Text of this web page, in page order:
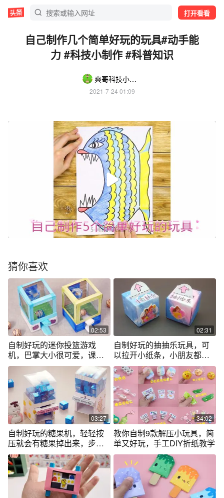
打开看看
自己制作几个简单好玩的玩具#动手能
力 #科技小制作 #科普知识
爽哥科技小制作
2021-7-24 01:09
猜你喜欢
02:53
自制好玩的迷你投篮游戏
机，巴掌大小很可爱，课间
和小伙伴一起玩
02:31
自制好玩的抽抽乐玩具，可
以拉开小纸条，小朋友都很
喜欢
03:27
自制好玩的糖果机，轻轻按
压就会有糖果掉出来，步骤
也简单！
34:02
教你自制9款解压小玩具，简
单又好玩，手工DIY折纸教学